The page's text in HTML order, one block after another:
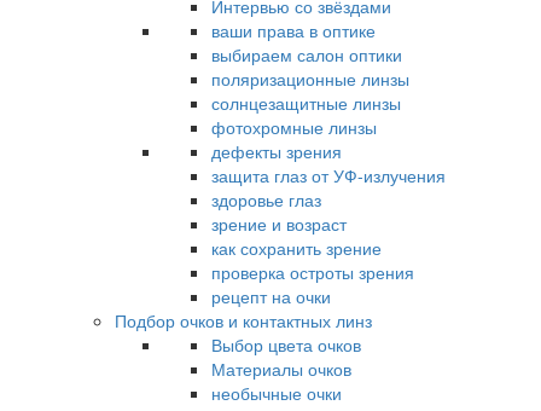
Интервью со звёздами
ваши права в оптике
выбираем салон оптики
поляризационные линзы
солнцезащитные линзы
фотохромные линзы
дефекты зрения
защита глаз от УФ-излучения
здоровье глаз
зрение и возраст
как сохранить зрение
проверка остроты зрения
рецепт на очки
Подбор очков и контактных линз
Выбор цвета очков
Материалы очков
необычные очки